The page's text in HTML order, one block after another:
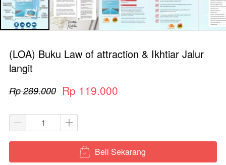
(LOA) Buku Law of attraction & Ikhtiar Jalur
langit
Rp 289.000 Rp 119.000
` Beli Sekarang